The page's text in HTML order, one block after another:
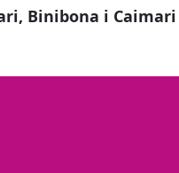
Binibona i Caimari